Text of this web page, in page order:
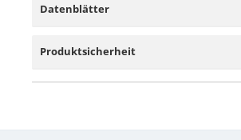
Datenblätter
Produktsicherheit